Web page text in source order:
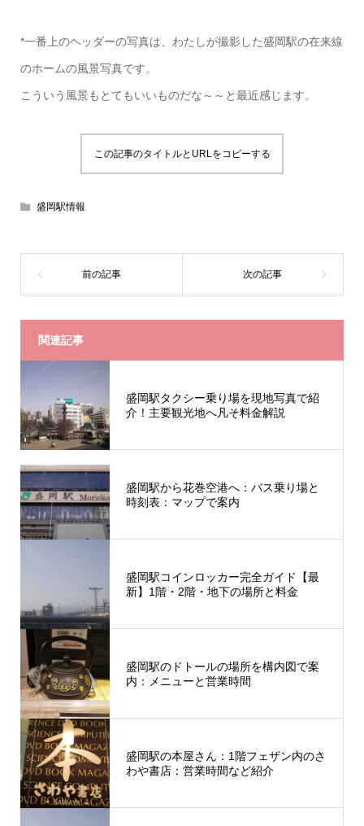
*一番上のヘッダーの写真は、わたしが撮影した盛岡駅の在来線
のホームの風景写真です。
こういう風景もとてもいいものだな～～と最近感じます。
この記事のタイトルとURLをコピーする
盛岡駅情報
関連記事
盛岡駅タクシー乗り場を現地写真で紹
介！主要観光地へ凡そ料金解説
盛岡駅から花巻空港へ：バス乗り場と
時刻表：マップで案内
盛岡駅コインロッカー完全ガイド【最
新】1階・2階・地下の場所と料金
盛岡駅のドトールの場所を構内図で案
内：メニューと営業時間
盛岡駅の本屋さん：1階フェザン内のさ
わや書店：営業時間など紹介